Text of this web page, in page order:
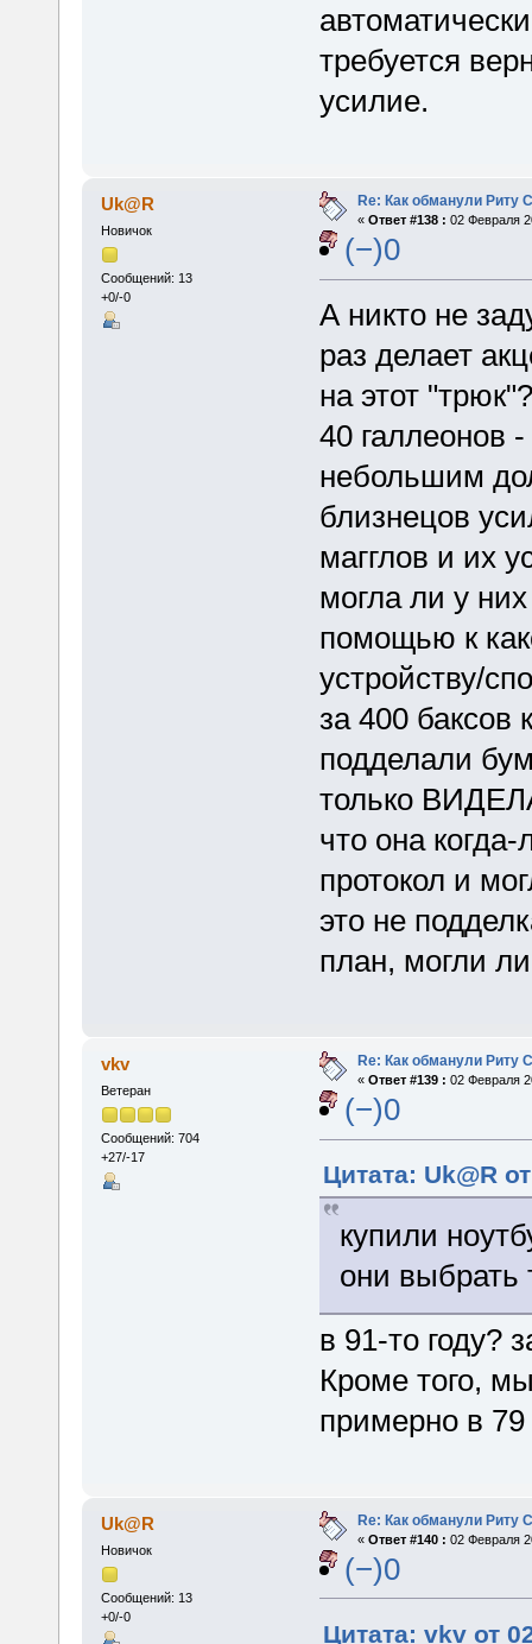
требуется
усилие.
Uk@R
Новичок
Сообщений: 13
+0/-0
Re: Как обманули Риту
« Ответ #138 : 02 Февраля
(−)0
А никто не
раз делает
на этот "трюк"?
40 галлеонов
небольшим
близнецов
магглов и их
могла ли у
помощью к
устройству/
за 400 баксов
подделали
только
что она
протокол и
это не
план, могли
vkv
Ветеран
Сообщений: 704
+27/-17
Re: Как обманули Риту
« Ответ #139 : 02 Февраля
(−)0
Цитата: Uk@R
купили
они выбрать
в 91-то году?
Кроме того,
примерно в 79
Uk@R
Новичок
Сообщений: 13
+0/-0
Re: Как обманули Риту
« Ответ #140 : 02 Февраля
(−)0
Цитата: vkv от